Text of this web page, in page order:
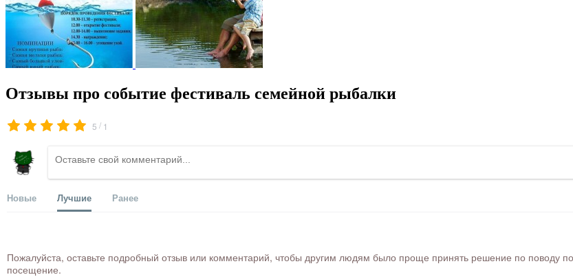
Отзывы про событие фестиваль семейной рыбалки
5 / 1
Новые Лучшие Ранее
Пожалуйста, оставьте подробный отзыв или комментарий, чтобы другим людям было проще принять решение по поводу
посещение.